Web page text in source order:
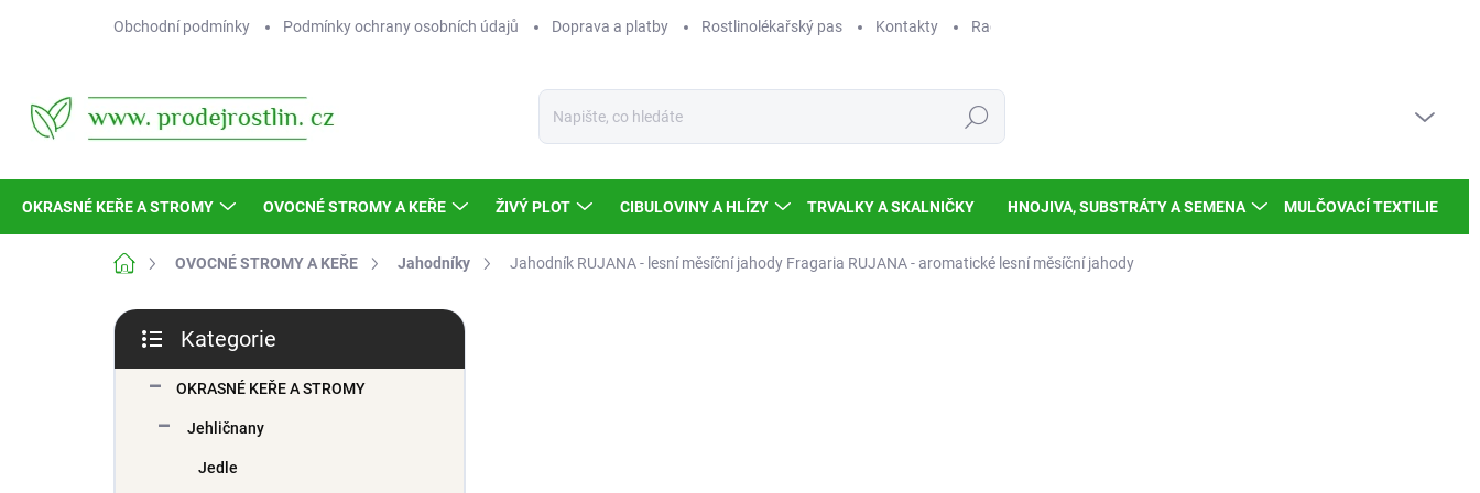
Obchodní podmínky Podmínky ochrany osobních údajů Doprava a platby Rostlinolékařský pas Kontakty Rady a inspirace
Hledat
OKRASNÉ KEŘE A STROMY OVOCNÉ STROMY A KEŘE ŽIVÝ PLOT CIBULOVINY A HLÍZY TRVALKY A SKALNIČKY HNOJIVA, SUBSTRÁTY A SEMENA MULČOVACÍ TEXTILIE
Domů OVOCNÉ STROMY A KEŘE Jahodníky Jahodník RUJANA - lesní měsíční jahody Fragaria RUJANA - aromatické lesní měsíční jahody
P
s
kategorie
Kategorie
OKRASNÉ KEŘE A STROMY
Jehličnany
Jedle